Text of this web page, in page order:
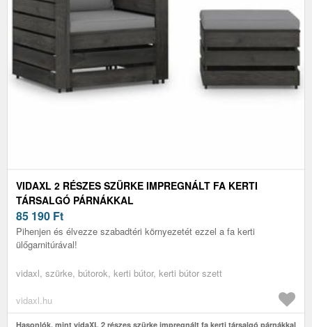
VIDAXL 2 RÉSZES SZÜRKE IMPREGNÁLT FA KERTI
TÁRSALGÓ PÁRNÁKKAL
85 190 Ft
Pihenjen és élvezze szabadtéri környezetét ezzel a fa kerti
ülőgarnitúrával!
vidaxl, szürke, bútorok, kerti bútor, kerti bútor szett
vidaxl.hu
Hasonlók, mint vidaXL 2 részes szürke impregnált fa kerti társalgó párnákkal